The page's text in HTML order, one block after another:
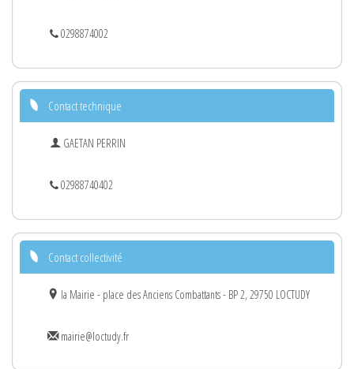
0298874002
Contact technique
GAETAN PERRIN
02988740402
Contact collectivité
la Mairie - place des Anciens Combattants - BP 2, 29750 LOCTUDY
mairie@loctudy.fr